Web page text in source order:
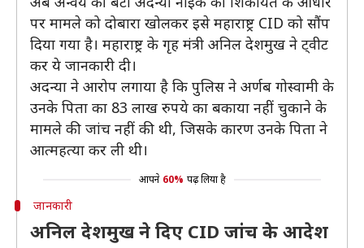
पर मामले को दोबारा खोलकर इसे महाराष्ट्र CID को सौंप
दिया गया है। महाराष्ट्र के गृह मंत्री अनिल देशमुख ने ट्वीट
कर ये जानकारी दी।
अदन्या ने आरोप लगाया है कि पुलिस ने अर्णब गोस्वामी के
उनके पिता का 83 लाख रुपये का बकाया नहीं चुकाने के
मामले की जांच नहीं की थी, जिसके कारण उनके पिता ने
आत्महत्या कर ली थी।
आपने 60% पढ़ लिया है
जानकारी
अनिल देशमुख ने दिए CID जांच के आदेश